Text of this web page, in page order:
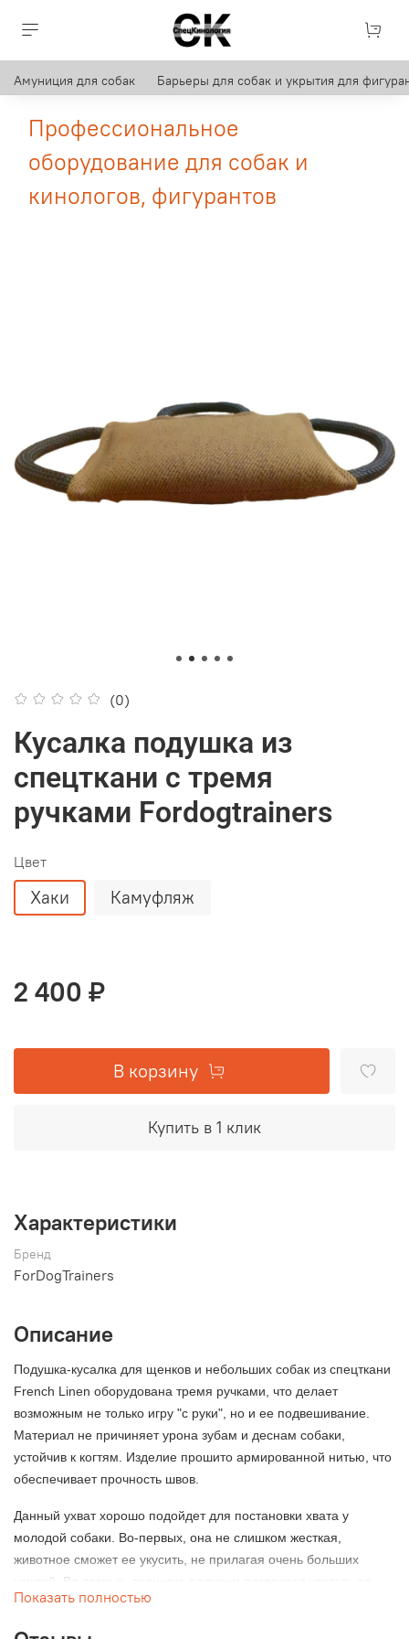
Амуниция для собак Барьеры для собак и укрытия для
Профессиональное
оборудование для собак и
кинологов, фигурантов
(0)
Кусалка подушка из
спецткани с тремя
ручками Fordogtrainers
Цвет
Хаки Камуфляж
2 400 ₽
В корзину
Купить в 1 клик
Характеристики
Бренд
ForDogTrainers
Описание
Подушка-кусалка для щенков и небольших собак из спецткани
French Linen оборудована тремя ручками, что делает
возможным не только игру "с руки", но и ее подвешивание.
Материал не причиняет урона зубам и деснам собаки,
устойчив к когтям. Изделие прошито армированной нитью, что
обеспечивает прочность швов.
Данный ухват хорошо подойдет для постановки хвата у
молодой собаки. Во-первых, она не слишком жесткая,
животное сможет ее укусить, не прилагая очень больших
усилий. Во-вторых, толщина подушки позволяет хватать ее
полной пастью не только подростку или щенку служебной
Показать полностью